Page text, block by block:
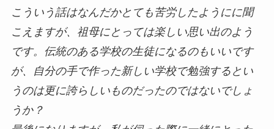
こういう話はなんだかとても苦労したようにに聞
こえますが、祖母にとっては楽しい思い出のよう
です。伝統のある学校の生徒になるのもいいです
が、自分の手で作った新しい学校で勉強するとい
うのは更に誇らしいものだったのではないでしょ
うか？